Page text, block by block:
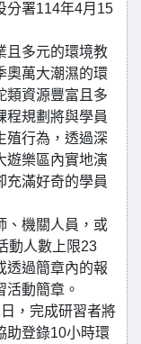
分署114年4月15
且多元的環境教
奧萬大潮濕的環
類資源豐富且多
程規劃將與學員
殖行為，透過深
遊樂區內實地演
充滿好奇的學員
、機關人員，或
動人數上限23
透過簡章內的報
動簡章。
，完成研習者將
助登錄10小時環